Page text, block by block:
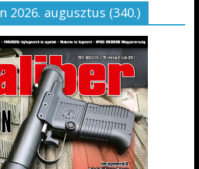
2026. augusztus (340.)